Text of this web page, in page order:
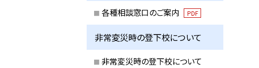
各種相談窓口のご案内 PDF
非常変災時の登下校について
非常変災時の登下校について